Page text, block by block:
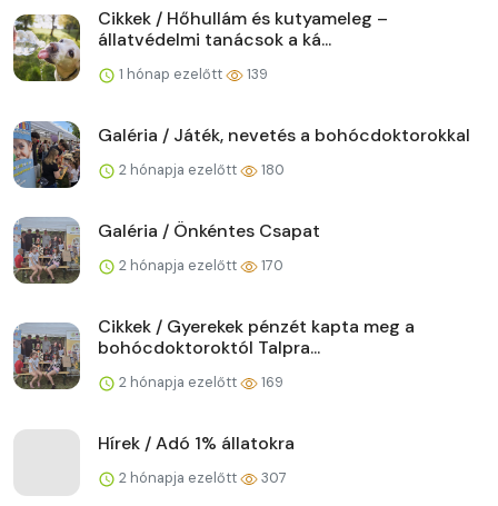
Cikkek / Hőhullám és kutyameleg –
állatvédelmi tanácsok a ká...
1 hónap ezelőtt 139
Galéria / Játék, nevetés a bohócdoktorokkal
2 hónapja ezelőtt 180
Galéria / Önkéntes Csapat
2 hónapja ezelőtt 170
Cikkek / Gyerekek pénzét kapta meg a
bohócdoktoroktól Talpra...
2 hónapja ezelőtt 169
Hírek / Adó 1% állatokra
2 hónapja ezelőtt 307